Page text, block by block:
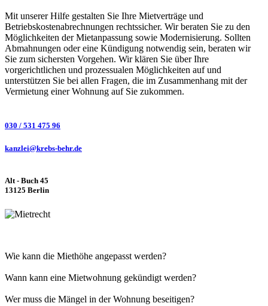
Mit unserer Hilfe gestalten Sie Ihre Mietverträge und
Betriebskostenabrechnungen rechtssicher. Wir beraten Sie zu den
Möglichkeiten der Mietanpassung sowie Modernisierung. Sollten
Abmahnungen oder eine Kündigung notwendig sein, beraten wir
Sie zum sichersten Vorgehen. Wir klären Sie über Ihre
vorgerichtlichen und prozessualen Möglichkeiten auf und
unterstützen Sie bei allen Fragen, die im Zusammenhang mit der
Vermietung einer Wohnung auf Sie zukommen.
030 / 531 475 96
kanzlei@krebs-behr.de
Alt - Buch 45
13125 Berlin
Wie kann die Miethöhe angepasst werden?
Wann kann eine Mietwohnung gekündigt werden?
Wer muss die Mängel in der Wohnung beseitigen?